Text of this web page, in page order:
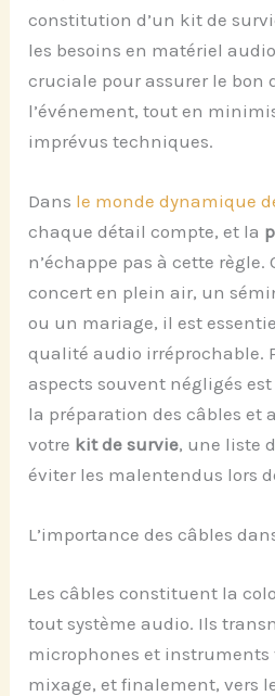
constitution d’un kit de
les besoins en matériel
cruciale pour assurer le bon
l’événement, tout en
imprévus techniques.
Dans le monde dynamique
chaque détail compte, et la
n’échappe pas à cette règle.
concert en plein air, un
ou un mariage, il est
qualité audio irréprochable.
aspects souvent négligés
la préparation des câbles et
votre kit de survie, une liste
éviter les malentendus lors
L’importance des câbles
Les câbles constituent la
tout système audio. Ils
microphones et instruments
mixage, et finalement, vers